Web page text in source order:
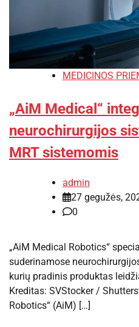
MEDICINOS
„AiM Medical“
neurochirurgijos
MRT sistemomis
admin
27 gegužės,
0
„AiM Medical Robotics“
suderinamose
kurių pradinis produktas
Kreditas: SVStocker /
Robotics“ (AiM) […]